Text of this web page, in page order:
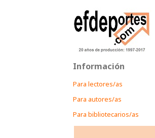
Información
Para lectores/as
Para autores/as
Para bibliotecarios/as